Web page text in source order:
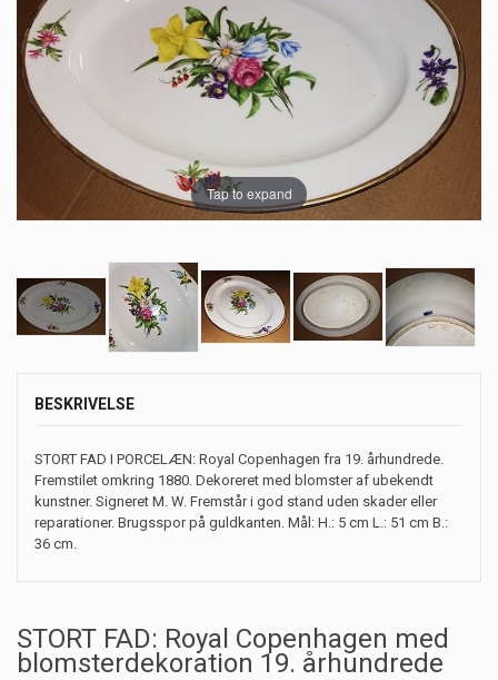
Tap to expand
BESKRIVELSE
STORT FAD I PORCELÆN: Royal Copenhagen fra 19. århundrede.
Fremstilet omkring 1880. Dekoreret med blomster af ubekendt
kunstner. Signeret M. W. Fremstår i god stand uden skader eller
reparationer. Brugsspor på guldkanten. Mål: H.: 5 cm L.: 51 cm B.:
36 cm.
STORT FAD: Royal Copenhagen med
blomsterdekoration 19. århundrede